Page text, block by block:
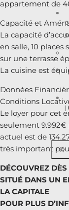
X
appartement de
Capacité et
La capacité
en salle, 10
sur une terrasse
La cuisine est
Données
Conditions
Le loyer pour cet
seulement 9.992€
actuel est de
très important
DÉCOUVREZ
SITUÉ DANS UN
LA CAPITALE
POUR PLUS